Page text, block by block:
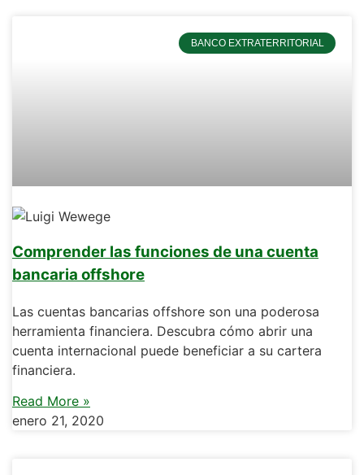
BANCO EXTRATERRITORIAL
Comprender las funciones de una cuenta
bancaria offshore
Las cuentas bancarias offshore son una poderosa
herramienta financiera. Descubra cómo abrir una
cuenta internacional puede beneficiar a su cartera
financiera.
Read More »
enero 21, 2020